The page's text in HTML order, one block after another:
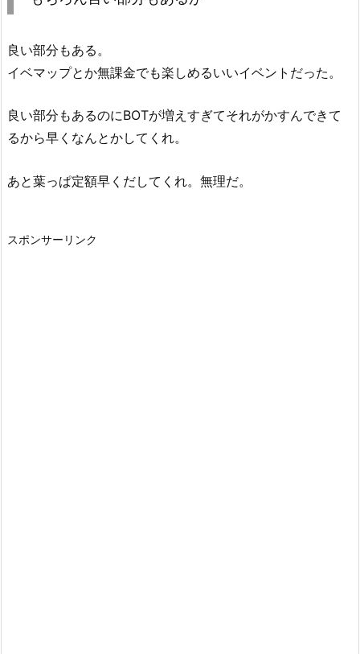
良い部分もある。
イベマップとか無課金でも楽しめるいいイベントだった。
良い部分もあるのにBOTが増えすぎてそれがかすんできて
るから早くなんとかしてくれ。
あと葉っぱ定額早くだしてくれ。無理だ。
スポンサーリンク